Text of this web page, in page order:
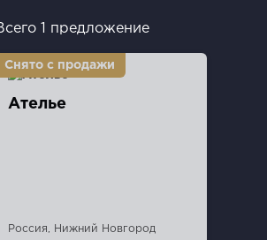
1 предложение
Ателье
Россия, Нижний Новгород